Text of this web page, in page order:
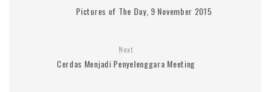
Pictures of The Day, 9 November 2015
Next
Cerdas Menjadi Penyelenggara Meeting